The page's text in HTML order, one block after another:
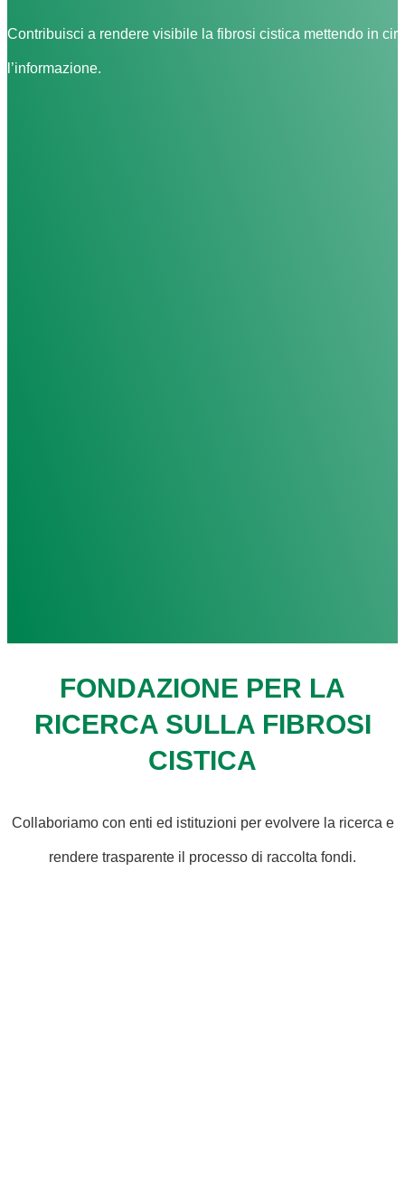
Contribuisci a rendere visibile la fibrosi cistica mettendo in
l’informazione.
FONDAZIONE PER LA
RICERCA SULLA FIBROSI
CISTICA
Collaboriamo con enti ed istituzioni per evolvere la ricerca e
rendere trasparente il processo di raccolta fondi.